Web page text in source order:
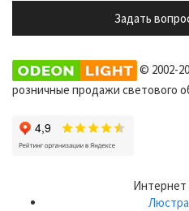
Задать
© 2002-
розничные продажи светового
Интернет